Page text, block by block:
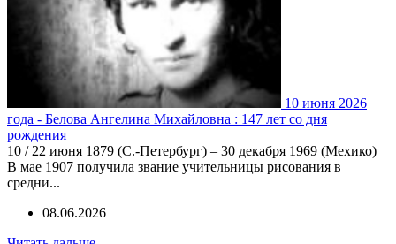
10 июня 2026
года - Белова Ангелина Михайловна : 147 лет со дня
рождения
10 / 22 июня 1879 (С.-Петербург) – 30 декабря 1969 (Мехико)
В мае 1907 получила звание учительницы рисования в
средни...
08.06.2026